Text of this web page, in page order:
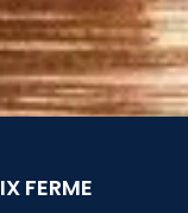
FERME